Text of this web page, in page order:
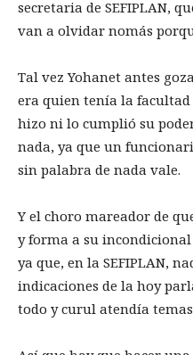
secretaria de SEFIPLAN,
van a olvidar nomás
Tal vez Yohanet antes
era quien tenía la facultad
hizo ni lo cumplió su
nada, ya que un
sin palabra de nada vale.
Y el choro mareador de
y forma a su incondicional
ya que, en la SEFIPLAN,
indicaciones de la hoy
todo y curul atendía